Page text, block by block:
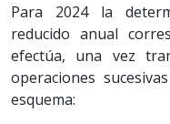
Para 2024 la
reducido anual
efectúa, una vez
operaciones
esquema: